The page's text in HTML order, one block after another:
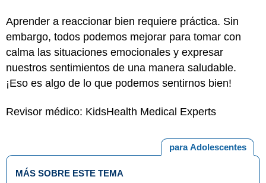
Aprender a reaccionar bien requiere práctica. Sin
embargo, todos podemos mejorar para tomar con
calma las situaciones emocionales y expresar
nuestros sentimientos de una manera saludable.
¡Eso es algo de lo que podemos sentirnos bien!
Revisor médico: KidsHealth Medical Experts
para Adolescentes
MÁS SOBRE ESTE TEMA